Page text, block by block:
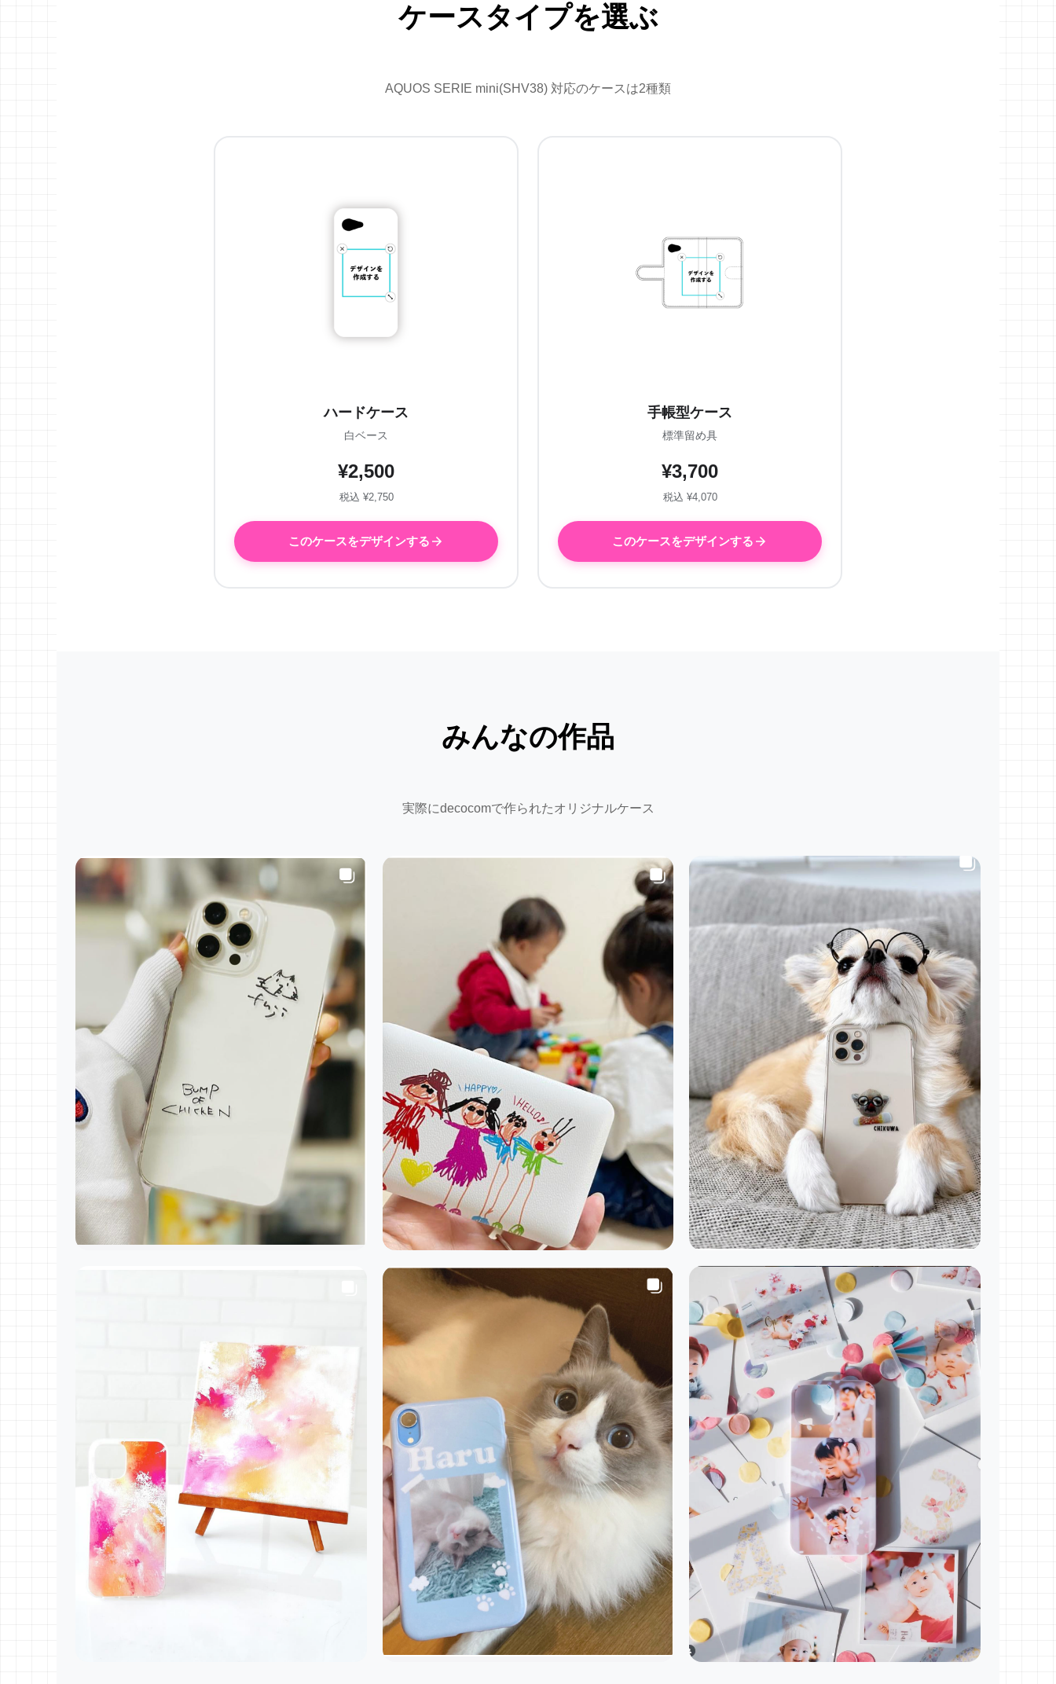
ケースタイプを選ぶ
AQUOS SERIE mini(SHV38) 対応のケースは2種類
ハードケース
白ベース
¥2,500
税込 ¥2,750
このケースをデザインする
手帳型ケース
標準留め具
¥3,700
税込 ¥4,070
このケースをデザインする
みんなの作品
実際にdecocomで作られたオリジナルケース